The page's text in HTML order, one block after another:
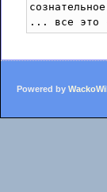
Powered by